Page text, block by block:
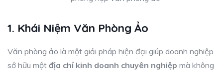
1. Khái Niệm Văn Phòng Ảo
Văn phòng ảo là một giải pháp hiện đại giúp doanh nghiệp
sở hữu một địa chỉ kinh doanh chuyên nghiệp mà không